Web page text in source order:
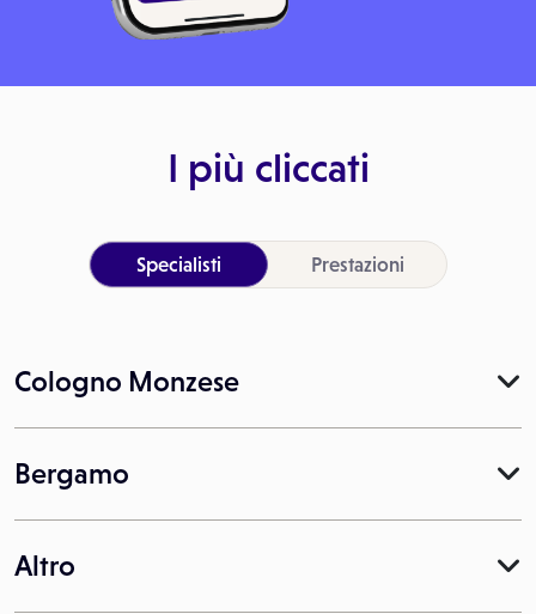
I più cliccati
Specialisti Prestazioni
Cologno Monzese
Bergamo
Altro